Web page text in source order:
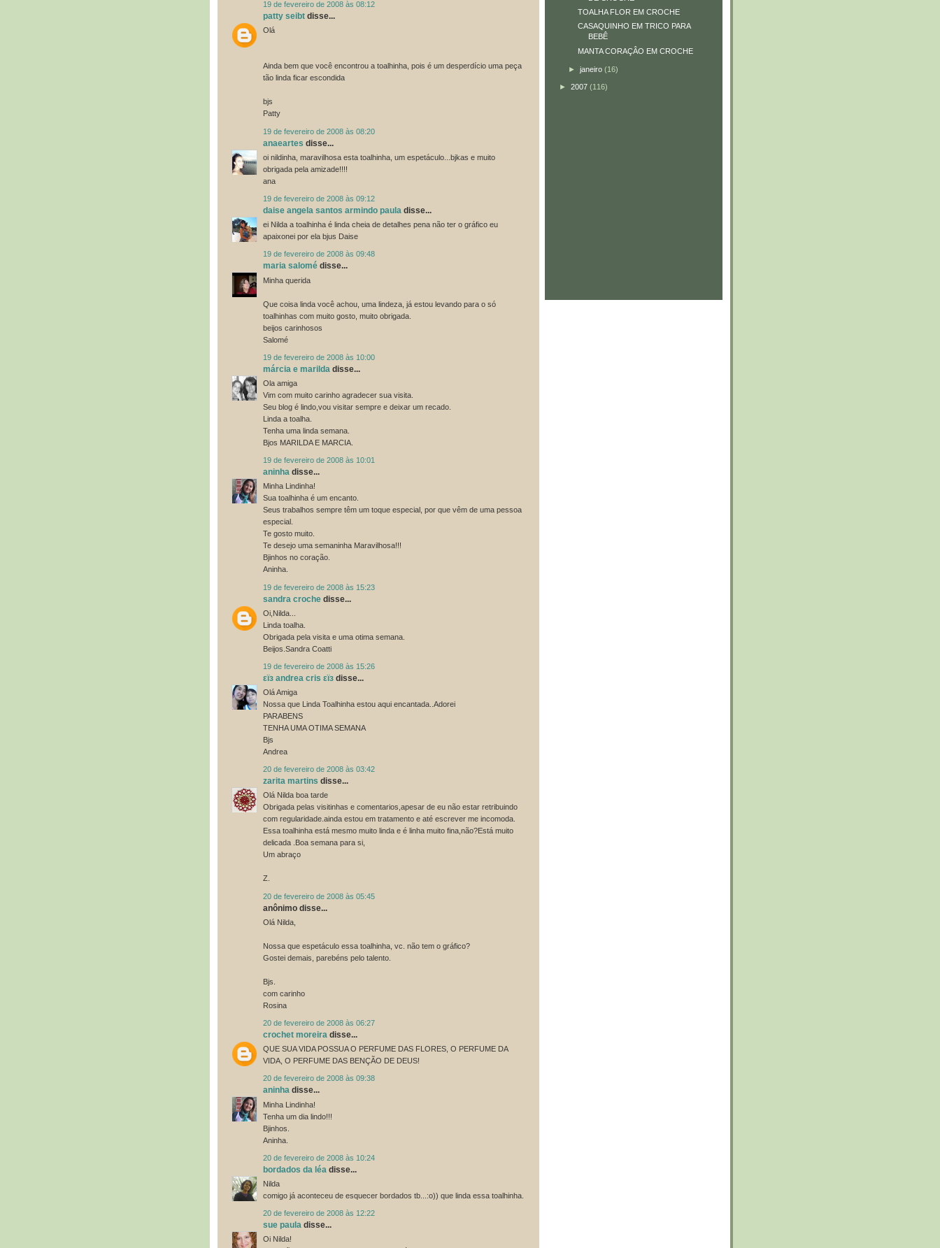
19 de fevereiro de 2008 às 08:12
patty seibt disse...
Olá
Ainda bem que você encontrou a toalhinha, pois é um desperdício uma peça
tão linda ficar escondida
bjs
Patty
19 de fevereiro de 2008 às 08:20
anaeartes disse...
oi nildinha, maravilhosa esta toalhinha, um espetáculo...bjkas e muito
obrigada pela amizade!!!!
ana
19 de fevereiro de 2008 às 09:12
daise angela santos armindo paula disse...
ei Nilda a toalhinha é linda cheia de detalhes pena não ter o gráfico eu
apaixonei por ela bjus Daise
19 de fevereiro de 2008 às 09:48
maria salomé disse...
Minha querida
Que coisa linda você achou, uma lindeza, já estou levando para o só
toalhinhas com muito gosto, muito obrigada.
beijos carinhosos
Salomé
19 de fevereiro de 2008 às 10:00
márcia e marilda disse...
Ola amiga
Vim com muito carinho agradecer sua visita.
Seu blog é lindo,vou visitar sempre e deixar um recado.
Linda a toalha.
Tenha uma linda semana.
Bjos MARILDA E MARCIA.
19 de fevereiro de 2008 às 10:01
aninha disse...
Minha Lindinha!
Sua toalhinha é um encanto.
Seus trabalhos sempre têm um toque especial, por que vêm de uma pessoa
especial.
Te gosto muito.
Te desejo uma semaninha Maravilhosa!!!
Bjinhos no coração.
Aninha.
19 de fevereiro de 2008 às 15:23
sandra croche disse...
Oi,Nilda...
Linda toalha.
Obrigada pela visita e uma otima semana.
Beijos.Sandra Coatti
19 de fevereiro de 2008 às 15:26
εïз andrea cris εïз disse...
Olá Amiga
Nossa que Linda Toalhinha estou aqui encantada..Adorei
PARABENS
TENHA UMA OTIMA SEMANA
Bjs
Andrea
20 de fevereiro de 2008 às 03:42
zarita martins disse...
Olá Nilda boa tarde
Obrigada pelas visitinhas e comentarios,apesar de eu não estar retribuindo
com regularidade.ainda estou em tratamento e até escrever me incomoda.
Essa toalhinha está mesmo muito linda e é linha muito fina,não?Está muito
delicada .Boa semana para si,
Um abraço
Z.
20 de fevereiro de 2008 às 05:45
anônimo disse...
Olá Nilda,
Nossa que espetáculo essa toalhinha, vc. não tem o gráfico?
Gostei demais, parebéns pelo talento.
Bjs.
com carinho
Rosina
20 de fevereiro de 2008 às 06:27
crochet moreira disse...
QUE SUA VIDA POSSUA O PERFUME DAS FLORES, O PERFUME DA
VIDA, O PERFUME DAS BENÇÃO DE DEUS!
20 de fevereiro de 2008 às 09:38
aninha disse...
Minha Lindinha!
Tenha um dia lindo!!!
Bjinhos.
Aninha.
20 de fevereiro de 2008 às 10:24
bordados da léa disse...
Nilda
comigo já aconteceu de esquecer bordados tb...:o)) que linda essa toalhinha.
20 de fevereiro de 2008 às 12:22
sue paula disse...
Oi Nilda!
TOALHA FLOR EM CROCHE
CASAQUINHO EM TRICO PARA
BEBÊ
MANTA CORAÇÂO EM CROCHE
► janeiro (16)
► 2007 (116)